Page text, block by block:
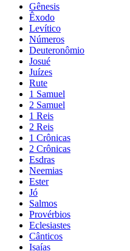
Gênesis
Êxodo
Levítico
Números
Deuteronômio
Josué
Juízes
Rute
1 Samuel
2 Samuel
1 Reis
2 Reis
1 Crônicas
2 Crônicas
Esdras
Neemias
Ester
Jó
Salmos
Provérbios
Eclesiastes
Cânticos
Isaías